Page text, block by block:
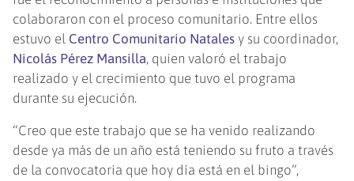
colaboraron con el proceso comunitario. Entre ellos
estuvo el Centro Comunitario Natalesy su coordinador,
Nicolás Pérez Mansilla, quien valoró el trabajo
realizado y el crecimiento que tuvo el programa
durante su ejecución.
“Creo que este trabajo que se ha venido realizando
desde ya más de un año está teniendo su fruto a través
de la convocatoria que hoy día está en el bingo”,